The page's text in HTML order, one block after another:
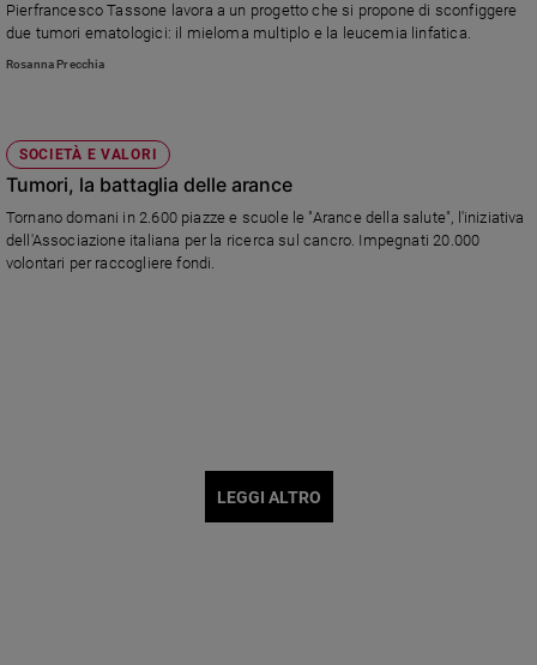
Pierfrancesco Tassone lavora a un progetto che si propone di sconfiggere
due tumori ematologici: il mieloma multiplo e la leucemia linfatica.
Rosanna Precchia
SOCIETÀ E VALORI
Tumori, la battaglia delle arance
Tornano domani in 2.600 piazze e scuole le "Arance della salute", l'iniziativa
dell'Associazione italiana per la ricerca sul cancro. Impegnati 20.000
volontari per raccogliere fondi.
LEGGI ALTRO